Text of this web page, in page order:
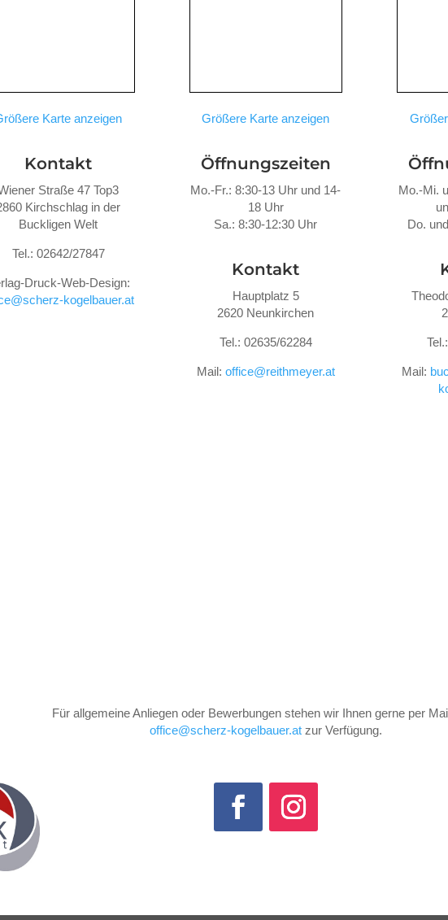
Karte anzeigen
Kontakt
Straße 47 Top3
Kirchschlag in der
Buckligen Welt
Tel.: 02642/27847
Druck-Web-Design:
kogelbauer.at
Größere Karte anzeigen
Öffnungszeiten
Mo.-Fr.: 8:30-13 Uhr und 14-
18 Uhr
Sa.: 8:30-12:30 Uhr
Kontakt
Hauptplatz 5
2620 Neunkirchen
Tel.: 02635/62284
Mail: office@reithmeyer.at
Mo.-Mi.
Do.
Mail:
Für allgemeine Anliegen oder Bewerbungen stehen wir Ihnen gerne per
office@scherz-kogelbauer.at zur Verfügung.